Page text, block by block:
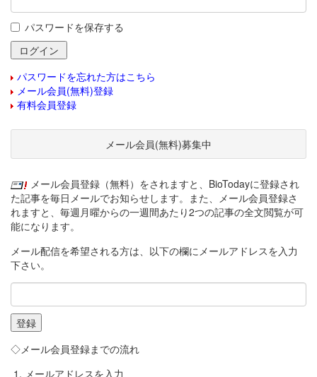
パスワードを保存する
パスワードを忘れた方はこちら
メール会員(無料)登録
有料会員登録
メール会員(無料)募集中
メール会員登録（無料）をされますと、BioTodayに登録され
た記事を毎日メールでお知らせします。また、メール会員登録さ
れますと、毎週月曜からの一週間あたり2つの記事の全文閲覧が可
能になります。
メール配信を希望される方は、以下の欄にメールアドレスを入力
下さい。
◇メール会員登録までの流れ
メールアドレスを入力